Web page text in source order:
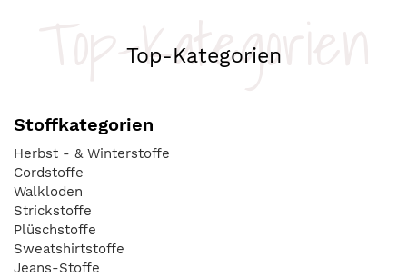
Top-Kategorien
Top-Kategorien
Stoffkategorien
Herbst - & Winterstoffe
Cordstoffe
Walkloden
Strickstoffe
Plüschstoffe
Sweatshirtstoffe
Jeans-Stoffe